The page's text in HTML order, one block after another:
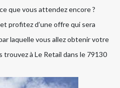
que vous attendez encore ?
profitez d’une offre qui sera
laquelle vous allez obtenir votre
à Le Retail dans le 79130